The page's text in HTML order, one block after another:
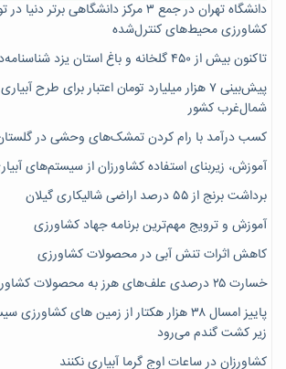
دانشگاه تهران در جمع ۳ مرکز دانشگاهی برتر
کشاورزی محیط‌های کنترل‌شده
تاکنون بیش از ۴۵۰ گلخانه و باغ استان یزد شناسنامه‌دار شده‌اند
پیش‌بینی ۷‌ هزار میلیارد تومان اعتبار برای طرح
شمال‌غرب کشور
کسب درآمد با رام کردن تمشک‌های وحشی در
آموزش، زیربنای استفاده کشاورزان از سیستم‌های
برداشت برنج از ۵۵ درصد اراضی شالیکاری گیلان
آموزش و ترویج مهم‌ترین برنامه جهاد کشاورزی
کاهش اثرات تنش آبی در محصولات کشاورزی
خسارت ۲۵ درصدی علف‌های هرز به محصولات کشاورزی
پاییز امسال ۳۸ هزار هکتار از زمین های
زیر کشت گندم می‌رود
کشاورزان در ساعات اوج گرما آبیاری نکنند